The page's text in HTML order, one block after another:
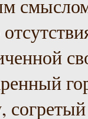
согретый